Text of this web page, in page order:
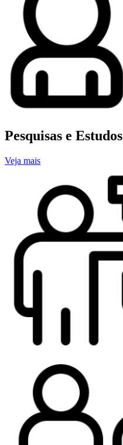
Pesquisas e Estudos
Veja mais